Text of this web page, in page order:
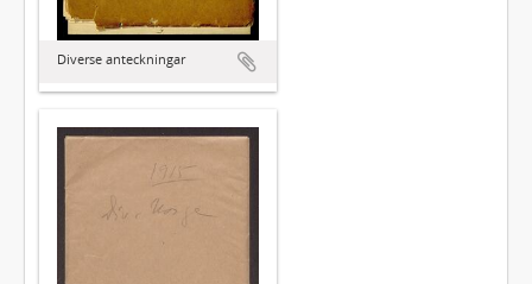
Diverse anteckningar